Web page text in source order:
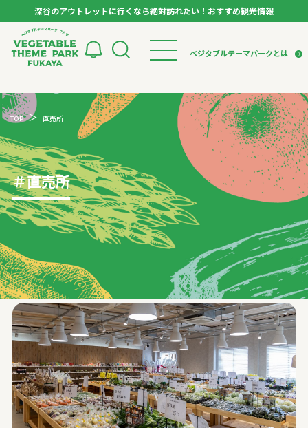
深谷のアウトレットに行くなら絶対訪れたい！おすすめ観光情報
ベジタブルテーマパークとは
検索
トップページ
モデルコース
スポット
イベント
体験
特集記事
ベジタブルテーマパークとは
VTPキャストミーティング
パートナー企業について
市長インタビュー
生産者インタビュー
アンバサダー
お役立ち情報
レシピ集
TOP 直売所
＃直売所